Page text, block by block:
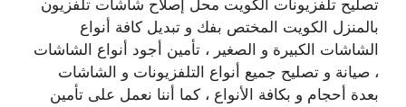
تصليح تلفزيونات الكويت محل إصلاح شاشات تلفزيون
بالمنزل الكويت المختص بفك و تبديل كافة أنواع
الشاشات الكبيرة و الصغير ، تأمين أجود أنواع الشاشات
، صيانة و تصليح جميع أنواع التلفزيونات و الشاشات
بعدة أحجام و بكافة الأنواع ، كما أننا نعمل على تأمين